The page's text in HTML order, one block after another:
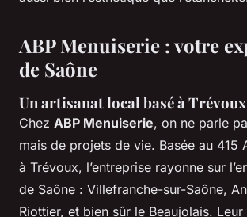
ABP Menuiserie : votre
de Saône
Un artisanat local basé à Trévoux
Chez ABP Menuiserie, on ne parle
mais de projets de vie. Basée au 415
à Trévoux, l’entreprise rayonne sur
de Saône : Villefranche-sur-Saône,
Riottier, et bien sûr le Beaujolais.